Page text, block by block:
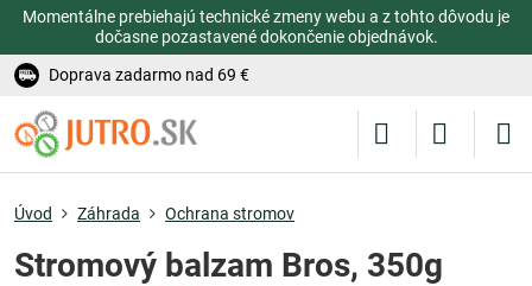
Momentálne prebiehajú technické zmeny webu a z tohto dôvodu je
dočasne pozastavené dokončenie objednávok.
Doprava zadarmo nad 69 €
Úvod Záhrada Ochrana stromov
Stromový balzam Bros, 350g